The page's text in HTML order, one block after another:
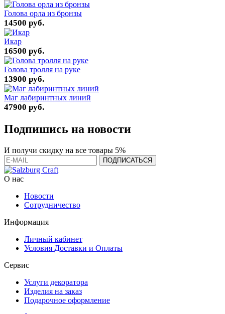
Голова орла из бронзы
14500 руб.
Икар
16500 руб.
Голова тролля на руке
13900 руб.
Маг лабиринтных линий
47900 руб.
Подпишись на новости
И получи скидку на все товары 5%
О нас
Новости
Сотрудничество
Информация
Личный кабинет
Условия Доставки и Оплаты
Сервис
Услуги декоратора
Изделия на заказ
Подарочное оформление